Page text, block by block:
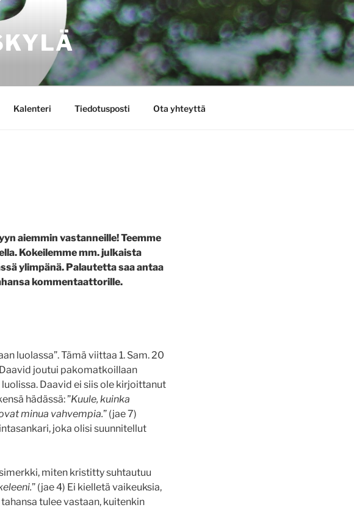
Kalenteri Tiedotusposti Ota yhteyttä
aiemmin vastanneille! Teemme
Kokeilemme mm. julkaista
ylimpänä. Palautetta saa antaa
kommentaattorille.
luolassa”. Tämä viittaa 1. Sam. 20
joutui pakomatkoillaan
Daavid ei siis ole kirjoittanut
hädässä: ”Kuule, kuinka
minua vahvempia.” (jae 7)
joka olisi suunnitellut
miten kristitty suhtautuu
” (jae 4) Ei kielletä vaikeuksia,
tulee vastaan, kuitenkin